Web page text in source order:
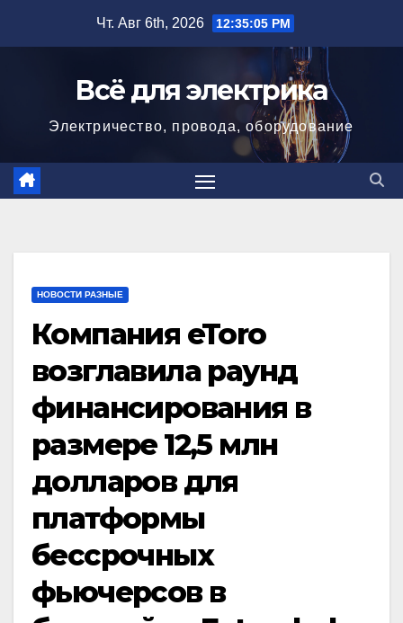
Чт. Авг 6th, 2026 12:35:06 PM
Всё для электрика
Электричество, провода, оборудование
НОВОСТИ РАЗНЫЕ
Компания eToro
возглавила раунд
финансирования в
размере 12,5 млн
долларов для
платформы
бессрочных
фьючерсов в